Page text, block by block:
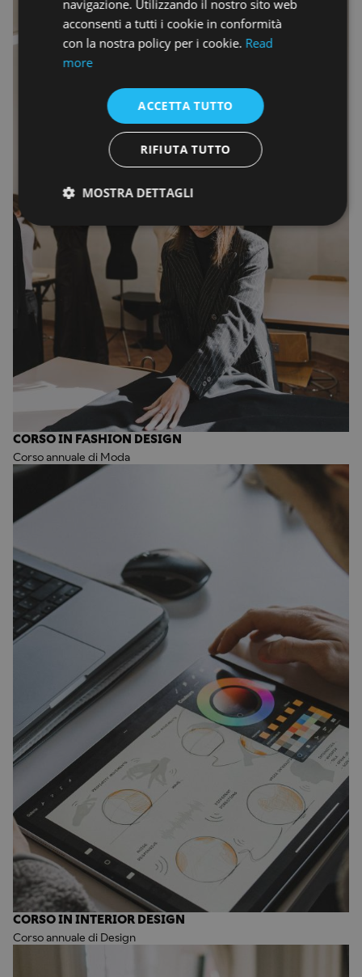
CORSO IN FASHION DESIGN
Corso annuale di Moda
CORSO IN INTERIOR DESIGN
Corso annuale di Design
navigazione. Utilizzando il nostro sito web
acconsenti a tutti i cookie in conformità
con la nostra policy per i cookie. Read
more
ACCETTA TUTTO
RIFIUTA TUTTO
MOSTRA DETTAGLI